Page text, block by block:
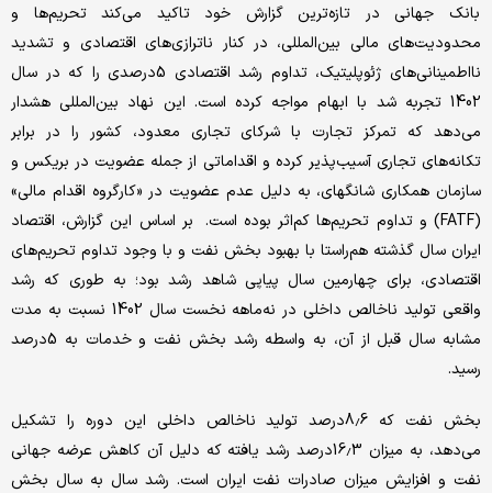
بانک جهانی در تازه‌ترین گزارش خود تاکید می‌کند تحریم‌ها و
محدودیت‌های مالی بین‌المللی، در کنار ناترازی‌های اقتصادی و تشدید
نااطمینانی‌های ژئوپلیتیک، تداوم رشد اقتصادی 5درصدی را که در سال
1402 تجربه شد با ابهام مواجه کرده است. این نهاد بین‌المللی هشدار
می‌دهد که تمرکز تجارت با شرکای تجاری معدود، کشور را در برابر
تکانه‌های تجاری آسیب‌پذیر کرده و اقداماتی از جمله عضویت در بریکس و
سازمان همکاری شانگهای، به دلیل عدم عضویت در «کارگروه اقدام مالی»
(FATF) و تداوم تحریم‌ها کم‌اثر بوده است. بر اساس این گزارش، اقتصاد
ایران سال گذشته هم‌راستا با بهبود بخش نفت و با وجود تداوم تحریم‌های
اقتصادی، برای چهارمین سال پیاپی شاهد رشد بود؛ به طوری که رشد
واقعی تولید ناخالص داخلی در نه‌ماهه نخست سال 1402 نسبت به مدت
مشابه سال قبل از آن، به واسطه رشد بخش نفت و خدمات به 5درصد
رسید.
بخش نفت که 8.6درصد تولید ناخالص داخلی این دوره را تشکیل
می‌دهد، به میزان 16.3درصد رشد یافته که دلیل آن کاهش عرضه جهانی
نفت و افزایش میزان صادرات نفت ایران است. رشد سال به سال بخش